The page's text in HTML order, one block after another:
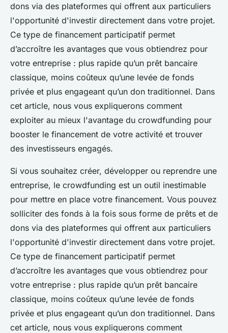
dons via des plateformes qui offrent aux particuliers
l'opportunité d'investir directement dans votre projet.
Ce type de financement participatif permet
d’accroître les avantages que vous obtiendrez pour
votre entreprise : plus rapide qu’un prêt bancaire
classique, moins coûteux qu’une levée de fonds
privée et plus engageant qu’un don traditionnel. Dans
cet article, nous vous expliquerons comment
exploiter au mieux l'avantage du crowdfunding pour
booster le financement de votre activité et trouver
des investisseurs engagés.
Si vous souhaitez créer, développer ou reprendre une
entreprise, le crowdfunding est un outil inestimable
pour mettre en place votre financement. Vous pouvez
solliciter des fonds à la fois sous forme de prêts et de
dons via des plateformes qui offrent aux particuliers
l'opportunité d'investir directement dans votre projet.
Ce type de financement participatif permet
d’accroître les avantages que vous obtiendrez pour
votre entreprise : plus rapide qu’un prêt bancaire
classique, moins coûteux qu’une levée de fonds
privée et plus engageant qu’un don traditionnel. Dans
cet article, nous vous expliquerons comment